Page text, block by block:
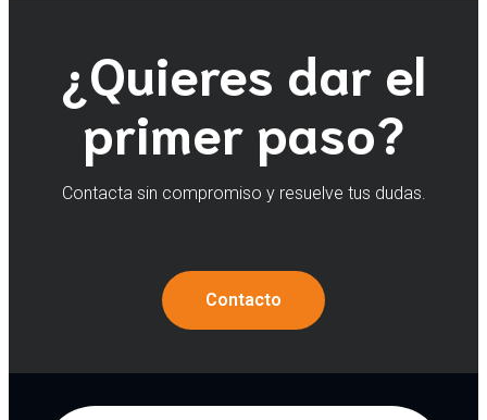
¿Quieres dar el
primer paso?
Contacta sin compromiso y resuelve tus dudas.
Contacto